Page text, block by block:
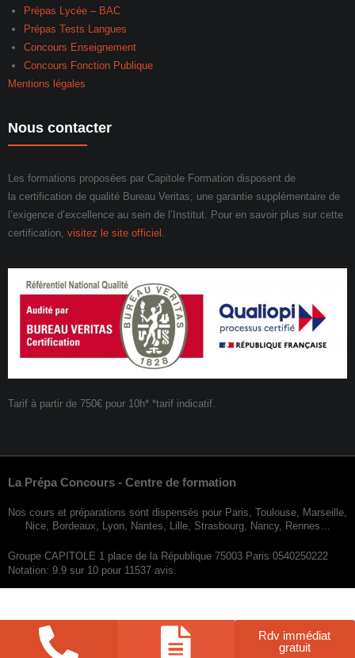
Prépas Lycée – BAC
Prépas Tests Langues
Concours Enseignement
Concours Fonction Publique
Mentions légales
Nous contacter
Les formations proposées par Capitole Formation disposent de
la certification de qualité Bureau Veritas; une garantie supplémentaire de
l’exigence d’excellence au sein de l’Institut. Pour en savoir plus sur cette
certification, visitez le site officiel .
Tarif à partir de 750€ pour 10h* *tarif indicatif.
La Prépa Concours - Centre de formation
Nos cours et préparations sont dispensés pour Paris, Toulouse, Marseille,
Nice, Bordeaux, Lyon, Nantes, Lille, Strasbourg, Nancy, Rennes…
Groupe CAPITOLE 1 place de la République 75003 Paris 0540250222
Notation: 9.9 sur 10 pour 11537 avis.
Rdv immédiat
gratuit